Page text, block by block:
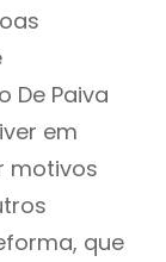
De Paiva
em
motivos
que